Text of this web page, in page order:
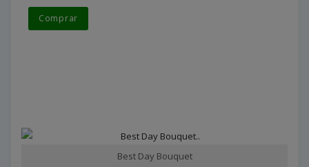
Comprar
Best Day Bouquet